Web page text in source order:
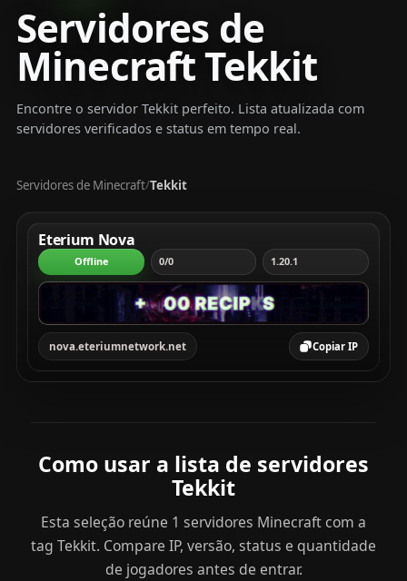
Login
Crie seu servidor
Servidores de
Minecraft Tekkit
Encontre o servidor Tekkit perfeito. Lista atualizada com
servidores verificados e status em tempo real.
Servidores de Minecraft/Tekkit
Tabela com servidores Minecraft, mostrando rank,
nova.eteriumnetwork.net Copiar IP
Eterium Nova
Offline 0/0 1.20.1
Como usar a lista de servidores
Tekkit
Esta seleção reúne 1 servidores Minecraft com a
tag Tekkit. Compare IP, versão, status e quantidade
de jogadores antes de entrar.